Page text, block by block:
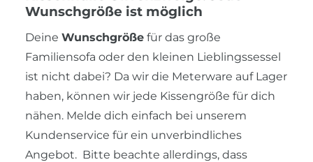
Wunschgröße ist möglich
Deine Wunschgröße für das große
Familiensofa oder den kleinen Lieblingssessel
ist nicht dabei? Da wir die Meterware auf Lager
haben, können wir jede Kissengröße für dich
nähen. Melde dich einfach bei unserem
Kundenservice für ein unverbindliches
Angebot. Bitte beachte allerdings, dass